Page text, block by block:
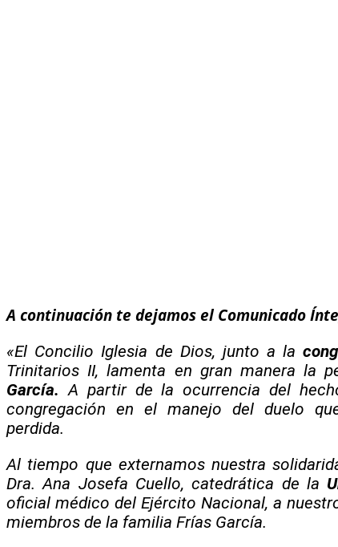
A continuación te dejamos el Comunicado
«El Concilio Iglesia de Dios, junto a la
Trinitarios II, lamenta en gran manera la
García. A partir de la ocurrencia del
congregación en el manejo del duelo
perdida.
Al tiempo que externamos nuestra
Dra. Ana Josefa Cuello, catedrática de la
oficial médico del Ejército Nacional, a
miembros de la familia Frías García.